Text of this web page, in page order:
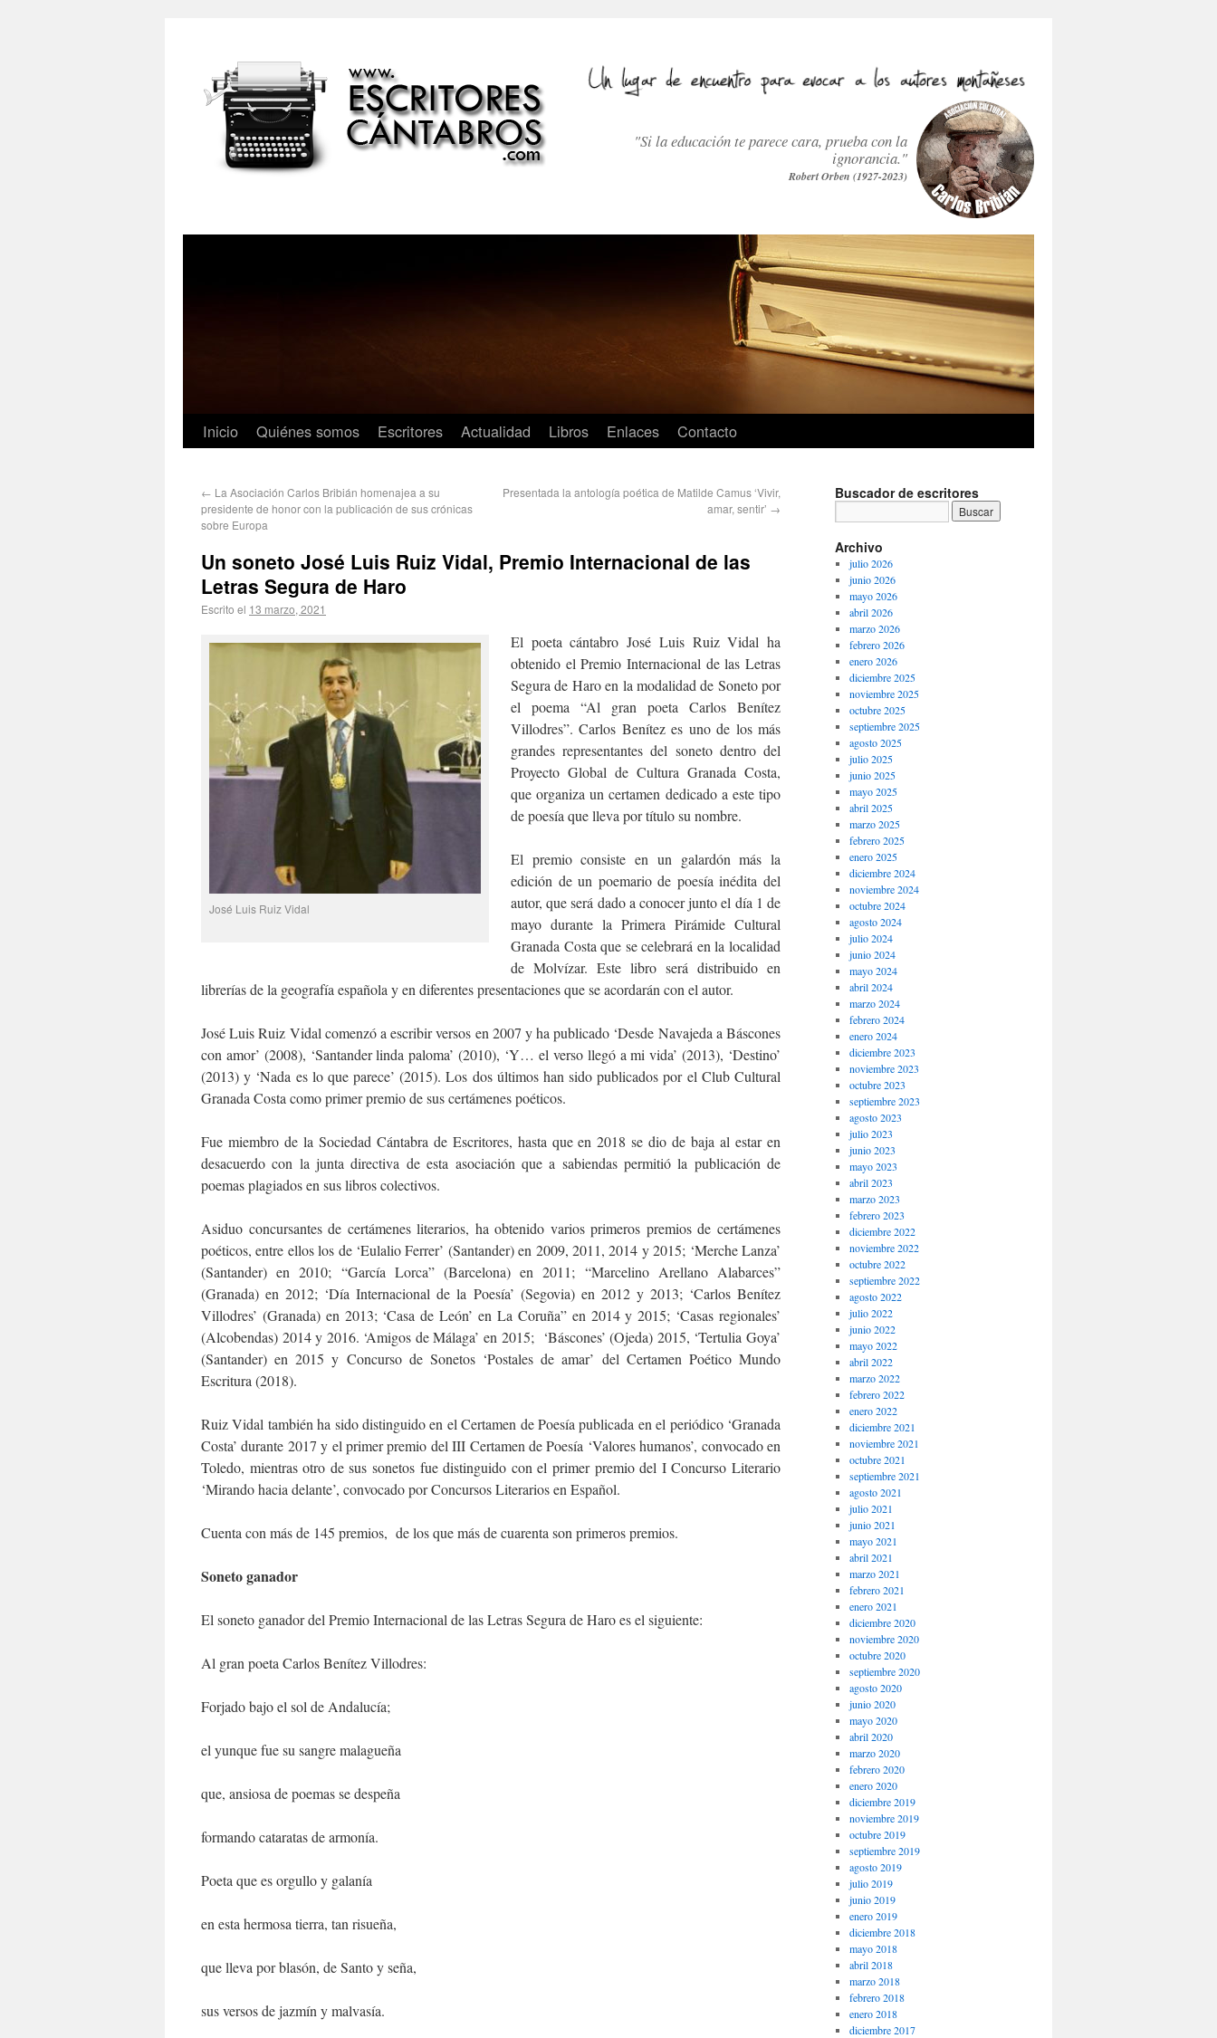
"Si la educación te parece cara, prueba con la
ignorancia."
Robert Orben (1927-2023)
Inicio Quiénes somos Escritores Actualidad Libros Enlaces Contacto
← La Asociación Carlos Bribián homenajea a su
presidente de honor con la publicación de sus crónicas
sobre Europa
Presentada la antología poética de Matilde Camus ‘Vivir,
amar, sentir’ →
Un soneto José Luis Ruiz Vidal, Premio Internacional de las
Letras Segura de Haro
Escrito el 13 marzo, 2021
José Luis Ruiz Vidal
El poeta cántabro José Luis Ruiz Vidal ha
obtenido el Premio Internacional de las Letras
Segura de Haro en la modalidad de Soneto por
el poema “Al gran poeta Carlos Benítez
Villodres”. Carlos Benítez es uno de los más
grandes representantes del soneto dentro del
Proyecto Global de Cultura Granada Costa,
que organiza un certamen dedicado a este tipo
de poesía que lleva por título su nombre.
El premio consiste en un galardón más la
edición de un poemario de poesía inédita del
autor, que será dado a conocer junto el día 1 de
mayo durante la Primera Pirámide Cultural
Granada Costa que se celebrará en la localidad
de Molvízar. Este libro será distribuido en
librerías de la geografía española y en diferentes presentaciones que se acordarán con el autor.
José Luis Ruiz Vidal comenzó a escribir versos en 2007 y ha publicado ‘Desde Navajeda a Báscones
con amor’ (2008), ‘Santander linda paloma’ (2010), ‘Y… el verso llegó a mi vida’ (2013), ‘Destino’
(2013) y ‘Nada es lo que parece’ (2015). Los dos últimos han sido publicados por el Club Cultural
Granada Costa como primer premio de sus certámenes poéticos.
Fue miembro de la Sociedad Cántabra de Escritores, hasta que en 2018 se dio de baja al estar en
desacuerdo con la junta directiva de esta asociación que a sabiendas permitió la publicación de
poemas plagiados en sus libros colectivos.
Asiduo concursantes de certámenes literarios, ha obtenido varios primeros premios de certámenes
poéticos, entre ellos los de ‘Eulalio Ferrer’ (Santander) en 2009, 2011, 2014 y 2015; ‘Merche Lanza’
(Santander) en 2010; “García Lorca” (Barcelona) en 2011; “Marcelino Arellano Alabarces”
(Granada) en 2012; ‘Día Internacional de la Poesía’ (Segovia) en 2012 y 2013; ‘Carlos Benítez
Villodres’ (Granada) en 2013; ‘Casa de León’ en La Coruña” en 2014 y 2015; ‘Casas regionales’
(Alcobendas) 2014 y 2016. ‘Amigos de Málaga’ en 2015; ‘Báscones’ (Ojeda) 2015, ‘Tertulia Goya’
(Santander) en 2015 y Concurso de Sonetos ‘Postales de amar’ del Certamen Poético Mundo
Escritura (2018).
Ruiz Vidal también ha sido distinguido en el Certamen de Poesía publicada en el periódico ‘Granada
Costa’ durante 2017 y el primer premio del III Certamen de Poesía ‘Valores humanos’, convocado en
Toledo, mientras otro de sus sonetos fue distinguido con el primer premio del I Concurso Literario
‘Mirando hacia delante’, convocado por Concursos Literarios en Español.
Cuenta con más de 145 premios, de los que más de cuarenta son primeros premios.
Soneto ganador
El soneto ganador del Premio Internacional de las Letras Segura de Haro es el siguiente:
Al gran poeta Carlos Benítez Villodres:
Forjado bajo el sol de Andalucía;
el yunque fue su sangre malagueña
que, ansiosa de poemas se despeña
formando cataratas de armonía.
Poeta que es orgullo y galanía
en esta hermosa tierra, tan risueña,
que lleva por blasón, de Santo y seña,
sus versos de jazmín y malvasía.
Buscador de escritores
Archivo
julio 2026
junio 2026
mayo 2026
abril 2026
marzo 2026
febrero 2026
enero 2026
diciembre 2025
noviembre 2025
octubre 2025
septiembre 2025
agosto 2025
julio 2025
junio 2025
mayo 2025
abril 2025
marzo 2025
febrero 2025
enero 2025
diciembre 2024
noviembre 2024
octubre 2024
agosto 2024
julio 2024
junio 2024
mayo 2024
abril 2024
marzo 2024
febrero 2024
enero 2024
diciembre 2023
noviembre 2023
octubre 2023
septiembre 2023
agosto 2023
julio 2023
junio 2023
mayo 2023
abril 2023
marzo 2023
febrero 2023
diciembre 2022
noviembre 2022
octubre 2022
septiembre 2022
agosto 2022
julio 2022
junio 2022
mayo 2022
abril 2022
marzo 2022
febrero 2022
enero 2022
diciembre 2021
noviembre 2021
octubre 2021
septiembre 2021
agosto 2021
julio 2021
junio 2021
mayo 2021
abril 2021
marzo 2021
febrero 2021
enero 2021
diciembre 2020
noviembre 2020
octubre 2020
septiembre 2020
agosto 2020
junio 2020
mayo 2020
abril 2020
marzo 2020
febrero 2020
enero 2020
diciembre 2019
noviembre 2019
octubre 2019
septiembre 2019
agosto 2019
julio 2019
junio 2019
enero 2019
diciembre 2018
mayo 2018
abril 2018
marzo 2018
febrero 2018
enero 2018
diciembre 2017